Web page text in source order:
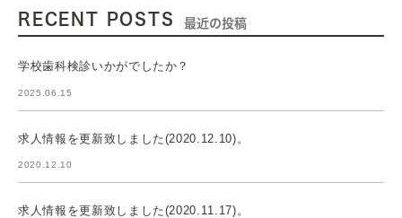
RECENT POSTS 最近の投稿
学校歯科検診いかがでしたか？
2025.06.15
求人情報を更新致しました(2020.12.10)。
2020.12.10
求人情報を更新致しました(2020.11.17)。